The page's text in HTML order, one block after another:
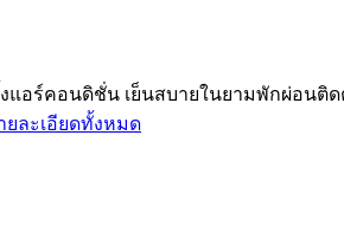
อร์คอนดิชั่น เย็นสบายในยามพักผ่อนติ
ยละเอียดทั้งหมด